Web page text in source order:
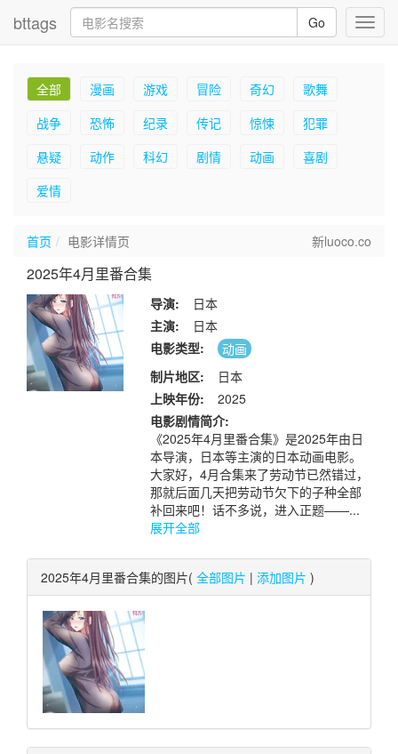
bttags Go
全部 漫画 游戏 冒险 奇幻
歌舞
战争
恐怖 纪录 传记 惊悚
犯罪
悬疑
动作 科幻 剧情 动画
喜剧
爱情
首页 电影详情页 新luoco.co
2025年4月里番合集
导演:
日本
主演:
日本
电影类型:
动画
制片地区:
日本
上映年份:
2025
电影剧情简介:
《2025年4月里番合集》是2025年由日
本导演，日本等主演的日本动画电影。
大家好，4月合集来了劳动节已然错过，
那就后面几天把劳动节欠下的子种全部
补回来吧！话不多说，进入正题——...
展开全部
2025年4月里番合集的图片( 全部图片 | 添加图片 )